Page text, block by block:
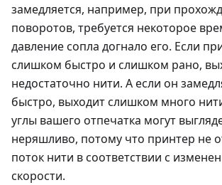
замедляется, например, при
поворотов, требуется некоторое
давление сопла догнало его. Если
слишком быстро и слишком рано,
недостаточно нити. А если он
быстро, выходит слишком много
углы вашего отпечатка могут
неряшливо, потому что принтер не
поток нити в соответствии с
скорости.